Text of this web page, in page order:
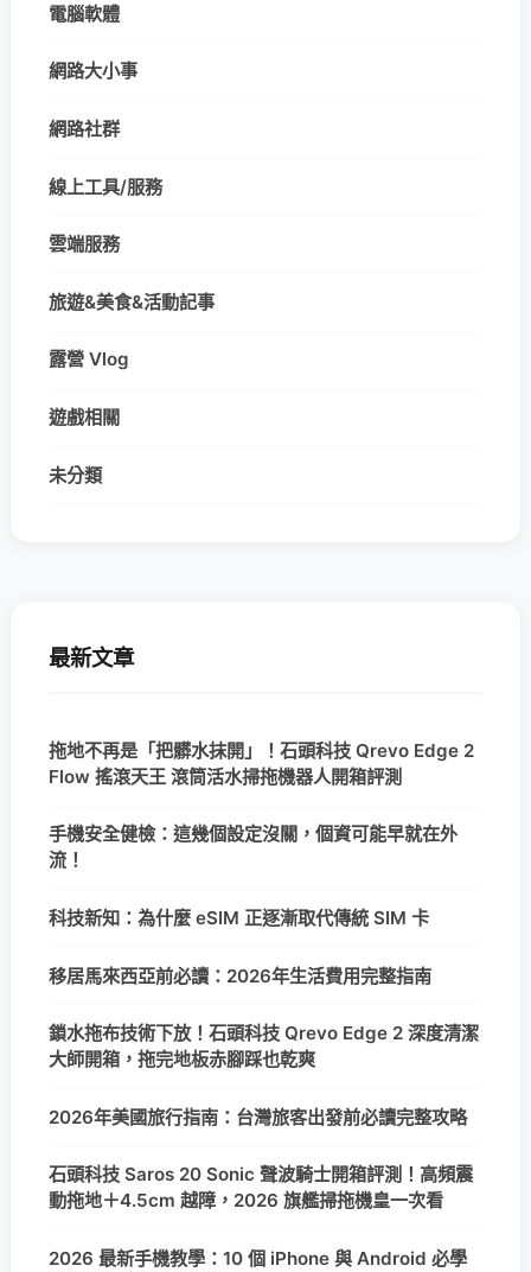
電腦軟體
網路大小事
網路社群
線上工具/服務
雲端服務
旅遊&美食&活動記事
露營 Vlog
遊戲相關
未分類
最新文章
拖地不再是「把髒水抹開」！石頭科技 Qrevo Edge 2
Flow 搖滾天王 滾筒活水掃拖機器人開箱評測
手機安全健檢：這幾個設定沒關，個資可能早就在外
流！
科技新知：為什麼 eSIM 正逐漸取代傳統 SIM 卡
移居馬來西亞前必讀：2026年生活費用完整指南
鎖水拖布技術下放！石頭科技 Qrevo Edge 2 深度清潔
大師開箱，拖完地板赤腳踩也乾爽
2026年美國旅行指南：台灣旅客出發前必讀完整攻略
石頭科技 Saros 20 Sonic 聲波騎士開箱評測！高頻震
動拖地＋4.5cm 越障，2026 旗艦掃拖機皇一次看
2026 最新手機教學：10 個 iPhone 與 Android 必學